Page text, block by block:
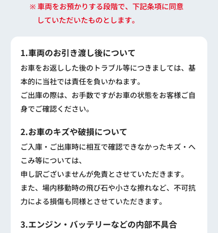
※ 車両をお預かりする段階で、下記条項に同意
していただいたものとします。
1.車両のお引き渡し後について
お車をお返しした後のトラブル等につきましては、基
本的に当社では責任を負いかねます。
ご出庫の際は、お手数ですがお車の状態をお客様ご自
身でご確認ください。
2.お車のキズや破損について
ご入庫・ご出庫時に相互で確認できなかったキズ・へ
こみ等については、
申し訳ございませんが免責とさせていただきます。
また、場内移動時の飛び石や小さな擦れなど、不可抗
力による損傷も同様とさせていただきます。
3.エンジン・バッテリーなどの内部不具合